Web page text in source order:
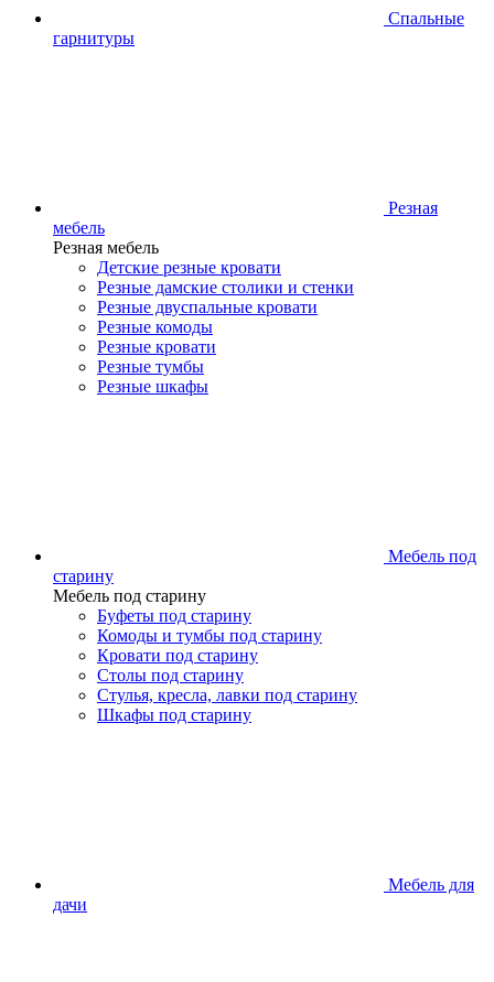
Спальные
гарнитуры
Резная
мебель
Резная мебель
Детские резные кровати
Резные дамские столики и стенки
Резные двуспальные кровати
Резные комоды
Резные кровати
Резные тумбы
Резные шкафы
Мебель под
старину
Мебель под старину
Буфеты под старину
Комоды и тумбы под старину
Кровати под старину
Столы под старину
Стулья, кресла, лавки под старину
Шкафы под старину
Мебель для
дачи